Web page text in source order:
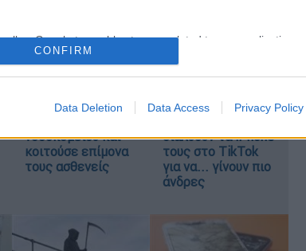
allow Google to enable storage related to personalization.
allow Google to enable storage related to security, including
CONFIRM
Data Deletion Data Access Privacy Policy
ανέβηκε στην
νοσοκομείου και
κοιτούσε επίμονα
τους ασθενείς
αλλά σπασμένο
διαλύουν τα iPhone
τους στο TikTok
για να... γίνουν πιο
άνδρες